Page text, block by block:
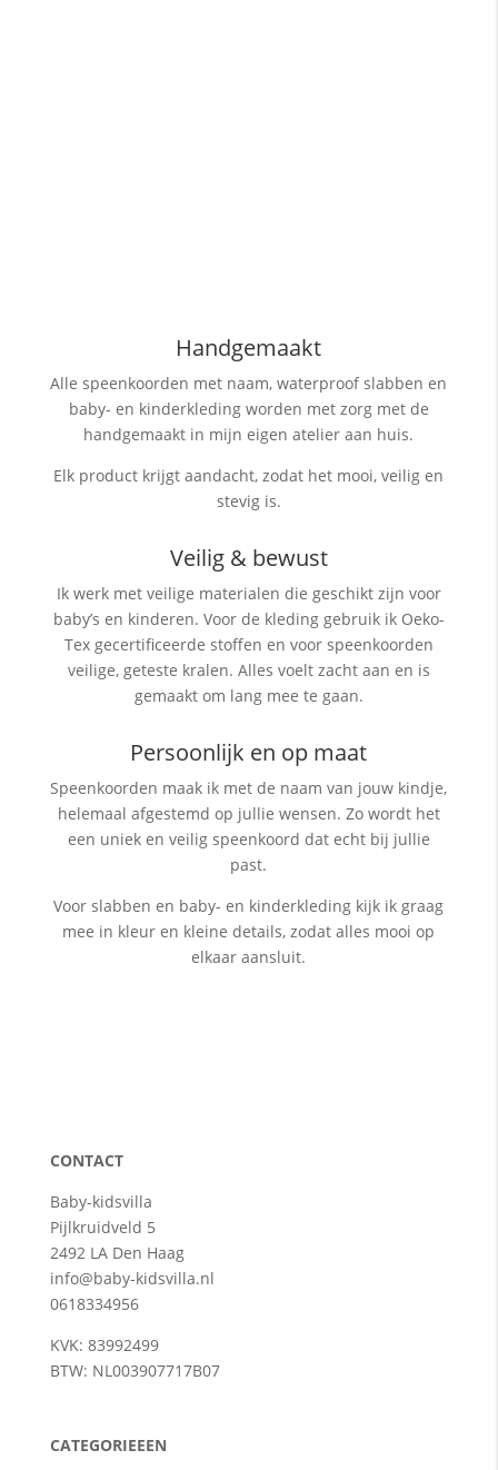
Handgemaakt
Alle speenkoorden met naam, waterproof slabbenen
baby- en kinderkleding worden met zorg met de
handgemaakt in mijn eigen atelier aan huis.
Elk product krijgt aandacht, zodat het mooi, veilig en
stevig is.
Veilig & bewust
Ik werk met veilige materialen die geschikt zijn voor
baby’s en kinderen. Voor de kleding gebruik ik Oeko-
Tex gecertificeerde stoffen en voor speenkoorden
veilige, geteste kralen. Alles voelt zacht aan en is
gemaakt om lang mee te gaan.
Persoonlijk en op maat
Speenkoorden maak ik met de naam van jouw kindje,
helemaal afgestemd op jullie wensen. Zo wordt het
een uniek en veilig speenkoord dat echt bij jullie
past.
Voor slabben en baby- en kinderkleding kijk ik graag
mee in kleur en kleine details, zodat alles mooi op
elkaar aansluit.
CONTACT
Baby-kidsvilla
Pijlkruidveld 5
2492 LA Den Haag
info@baby-kidsvilla.nl
0618334956
KVK: 83992499
BTW: NL003907717B07
CATEGORIEEEN